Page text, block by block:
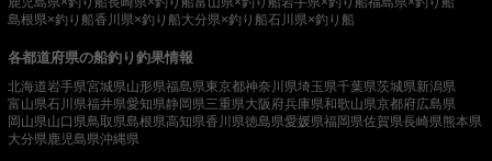
島根県×釣り船香川県×釣り船大分県×釣り船石川県×釣り船
各都道府県の船釣り釣果情報
北海道岩手県宮城県山形県福島県東京都神奈川県埼玉県千葉県茨城県新潟県
富山県石川県福井県愛知県静岡県三重県大阪府兵庫県和歌山県京都府広島県
岡山県山口県鳥取県島根県高知県香川県徳島県愛媛県福岡県佐賀県長崎県熊本県
大分県鹿児島県沖縄県